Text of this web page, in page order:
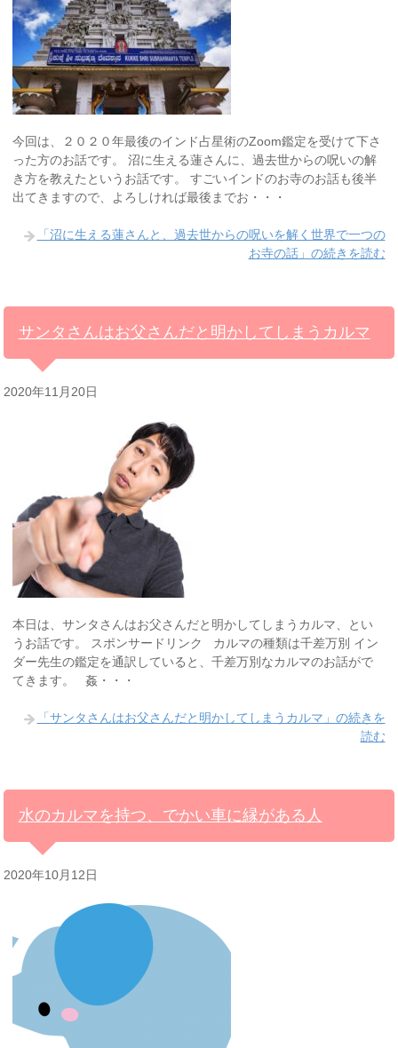
今回は、２０２０年最後のインド占星術のZoom鑑定を受けて下さ
った方のお話です。 沼に生える蓮さんに、過去世からの呪いの解
き方を教えたというお話です。 すごいインドのお寺のお話も後半
出てきますので、よろしければ最後までお・・・
「沼に生える蓮さんと、過去世からの呪いを解く世界で一つの
お寺の話」の続きを読む
サンタさんはお父さんだと明かしてしまうカルマ
2020年11月20日
本日は、サンタさんはお父さんだと明かしてしまうカルマ、とい
うお話です。 スポンサードリンク カルマの種類は千差万別 イン
ダー先生の鑑定を通訳していると、千差万別なカルマのお話がで
てきます。 姦・・・
「サンタさんはお父さんだと明かしてしまうカルマ」の続きを
読む
水のカルマを持つ、でかい車に縁がある人
2020年10月12日